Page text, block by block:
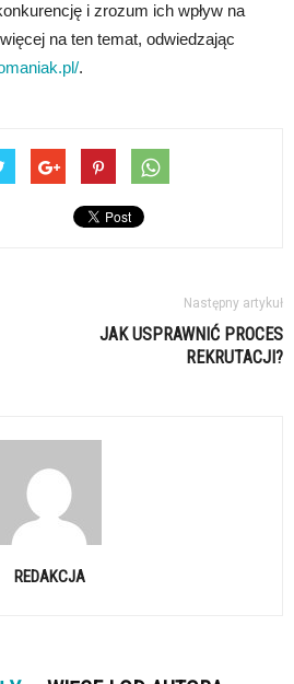
i zrozum ich wpływ na
na ten temat, odwiedzając
.
Następny artykuł
JAK USPRAWNIĆ PROCES
REKRUTACJI?
REDAKCJA